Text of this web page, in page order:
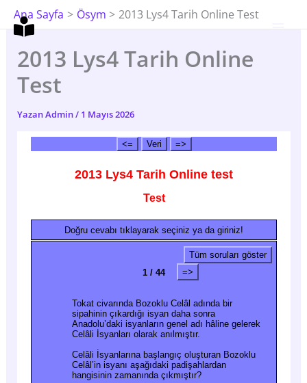
İçeriğe
Atla
Ana Sayfa Ösym 2013 Lys4 Tarih Online Test
2013 Lys4 Tarih Online
Test
YazanAdmin/ 1 Mayıs 2026